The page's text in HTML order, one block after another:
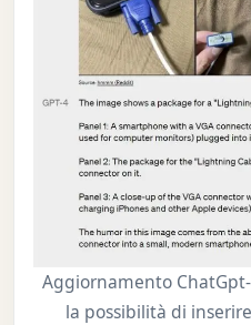
Aggiornamento
la possibilità di